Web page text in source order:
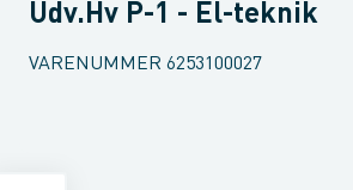
Udv.Hv P-1 - El-teknik
VARENUMMER 6253100027